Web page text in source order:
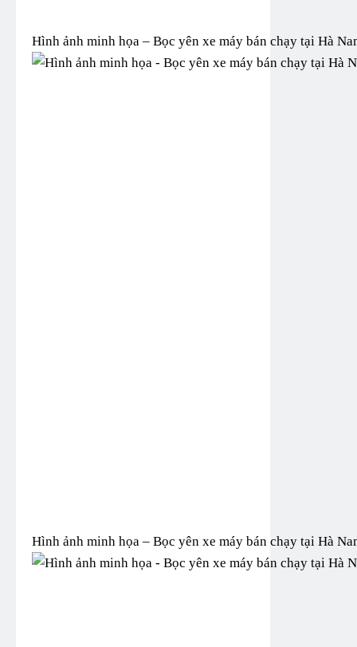
Hình ảnh minh họa – Bọc yên xe máy bán chạy tại Hà
Hình ảnh minh họa – Bọc yên xe máy bán chạy tại Hà